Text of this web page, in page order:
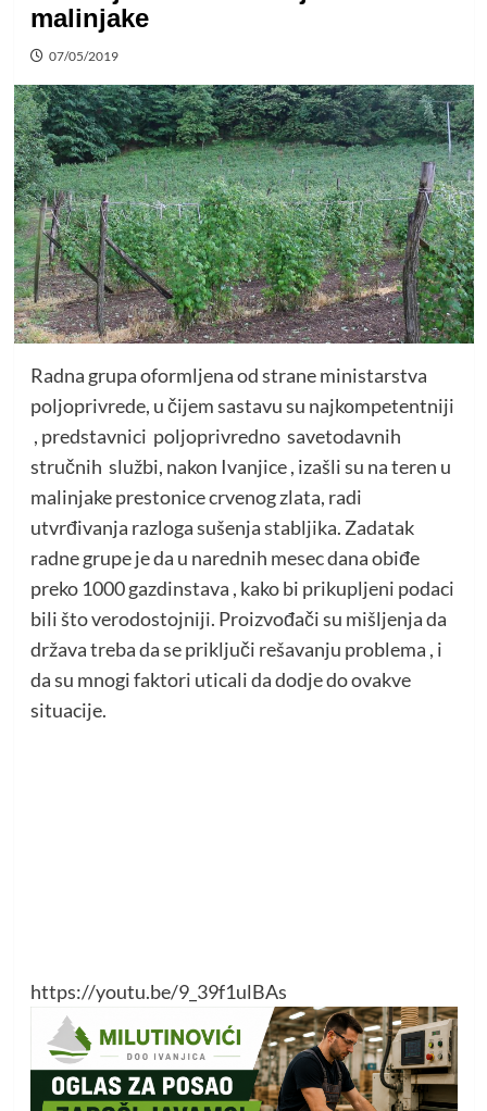
malinjake
07/05/2019
Radna grupa oformljena od strane ministarstva
poljoprivrede, u čijem sastavu su najkompetentniji
, predstavnici poljoprivredno savetodavnih
stručnih službi, nakon Ivanjice , izašli su na teren u
malinjake prestonice crvenog zlata, radi
utvrđivanja razloga sušenja stabljika. Zadatak
radne grupe je da u narednih mesec dana obiđe
preko 1000 gazdinstava , kako bi prikupljeni podaci
bili što verodostojniji. Proizvođači su mišljenja da
država treba da se priključi rešavanju problema , i
da su mnogi faktori uticali da dodje do ovakve
situacije.
https://youtu.be/9_39f1ulBAs